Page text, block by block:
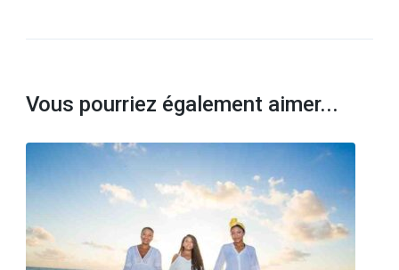
Vous pourriez également aimer...